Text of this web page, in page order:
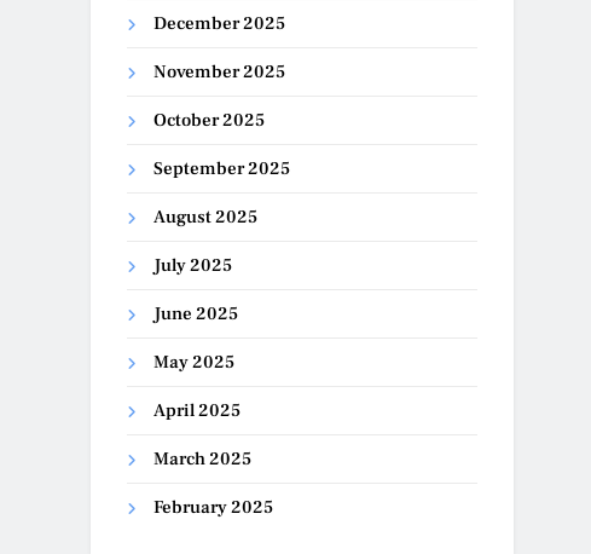
December 2025
November 2025
October 2025
September 2025
August 2025
July 2025
June 2025
May 2025
April 2025
March 2025
February 2025